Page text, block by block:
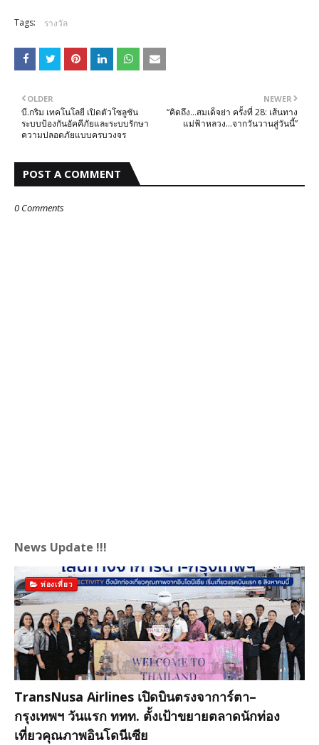
Tags: รางวัล
NEWER
“คิดถึง...สมเด็จย่า ครั้งที่ 28: เส้นทาง
แม่ฟ้าหลวง…จากวันวานสู่วันนี้”
OLDER
บี.กริม เทคโนโลยี เปิดตัวโซลูชัน
ระบบป้องกันอัคคีภัยและระบบรักษา
ความปลอดภัยแบบครบวงจร
POST A COMMENT
0 Comments
News Update !!!
ท่องเที่ยว
TransNusa Airlines เปิดบินตรงจาการ์ตา–
กรุงเทพฯ วันแรก ททท. ตั้งเป้าขยายตลาดนักท่อง
เที่ยวคุณภาพอินโดนีเซีย